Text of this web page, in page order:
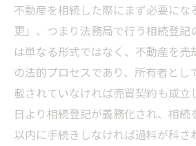
不動産を相続した際にまず必要にな
更」、つまり法務局で行う相続登記
は単なる形式ではなく、不動産を売
の法的プロセスであり、所有者とし
載されていなければ売買契約も成立
日より相続登記が義務化され、相続
以内に手続きしなければ過料が科さ